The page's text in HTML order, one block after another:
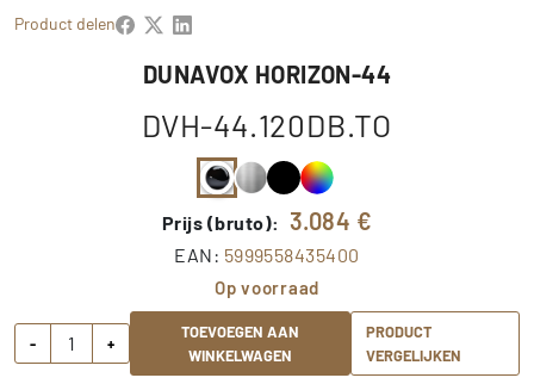
Product delen
DUNAVOX HORIZON-44
DVH-44.120DB.TO
Prijs (bruto): 3.084 €
EAN: 5999558435400
Op voorraad
- +
TOEVOEGEN AAN
WINKELWAGEN
PRODUCT
VERGELIJKEN